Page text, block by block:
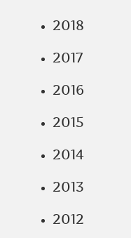
2018
2017
2016
2015
2014
2013
2012